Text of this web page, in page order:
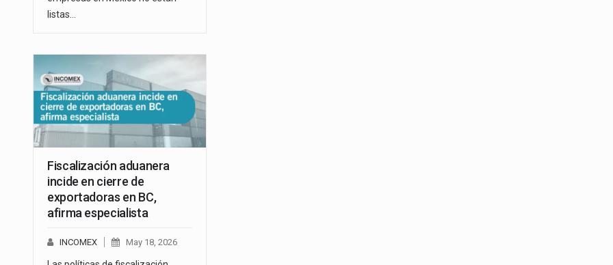
listas…
Fiscalización aduanera
incide en cierre de
exportadoras en BC,
afirma especialista
INCOMEX May 18, 2026